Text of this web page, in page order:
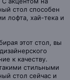
стол способен
лофта, хай-тека и
этот стол, вы
к качеству.
стильными
стол сейчас и